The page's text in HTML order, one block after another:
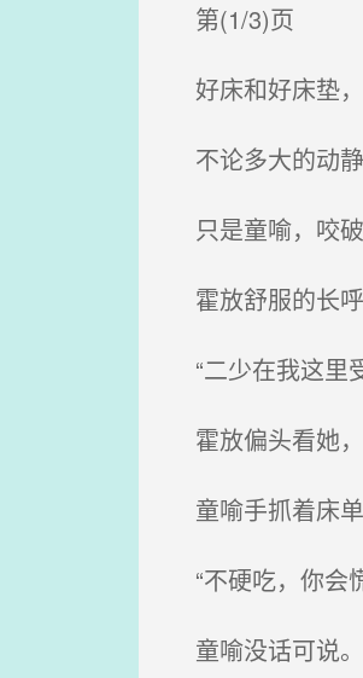
第(1/3)页
好床和好床垫，
不论多大的动静
只是童喻，咬破
霍放舒服的长呼
“二少在我这里
霍放偏头看她，
童喻手抓着床单
“不硬吃，你会
童喻没话可说。